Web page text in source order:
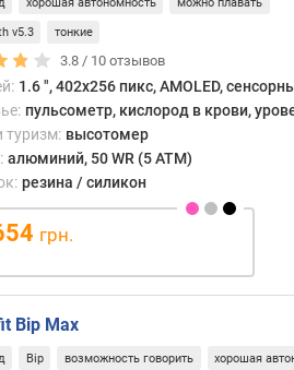
v5.3 тонкие
3.8 / 10 отзывов
1.6 ", 402x256 пикс, AMOLED,
пульсометр, кислород в крови,
туризм: высотомер
алюминий, 50 WR (5 ATM)
резина / силикон
грн.
Bip Max
Bip возможность говорить хорошая